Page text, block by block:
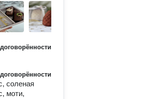
соленая
моти,